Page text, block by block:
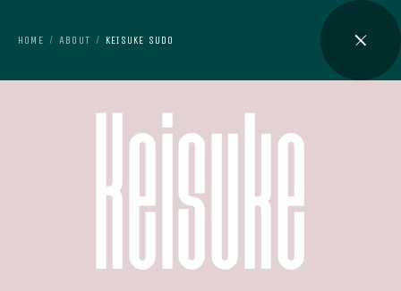
HOME / ABOUT / KEISUKE SUDO
Keisuke